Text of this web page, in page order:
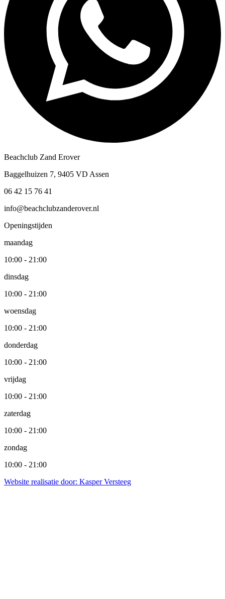
Beachclub Zand Erover
Baggelhuizen 7, 9405 VD Assen
06 42 15 76 41
info@beachclubzanderover.nl
Openingstijden
maandag
10:00 - 21:00
dinsdag
10:00 - 21:00
woensdag
10:00 - 21:00
donderdag
10:00 - 21:00
vrijdag
10:00 - 21:00
zaterdag
10:00 - 21:00
zondag
10:00 - 21:00
Website realisatie door: Kasper Versteeg